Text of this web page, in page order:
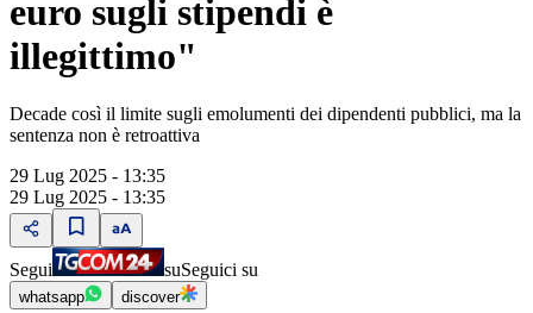
euro sugli stipendi è
illegittimo"
Decade così il limite sugli emolumenti dei dipendenti pubblici, ma la
sentenza non è retroattiva
29 Lug 2025 - 13:35
29 Lug 2025 - 13:35
Segui suSeguici su
whatsapp discover